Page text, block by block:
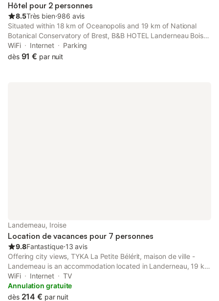
Hôtel pour 2 personnes
8.5Très bien⋅986 avis
Situated within 18 km of Oceanopolis and 19 km of National
Botanical Conservatory of Brest, B&B HOTEL Landerneau Bois
Noir offers rooms in Landerneau. The 3-star hotel has air-
conditioned rooms with a private bathroom and free WiFi.
WiFi Internet
Parking
dès 91 € par nuit
Landerneau, Iroise
Location de vacances pour 7 personnes
9.8Fantastique⋅13 avis
Offering city views, TYKA La Petite Bélérit, maison de ville -
Landerneau is an accommodation located in Landerneau, 19 km
from Oceanopolis and 21 km from National Botanical
Conservatory of Brest. The property is around 24 km from Brest
Castle, 6.
WiFi Internet
TV
Annulation gratuite
dès 214 € par nuit